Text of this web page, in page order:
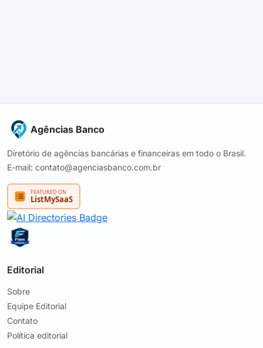
Agências Banco
Diretório de agências bancárias e financeiras em todo o Brasil.
E-mail: contato@agenciasbanco.com.br
Editorial
Sobre
Equipe Editorial
Contato
Política editorial